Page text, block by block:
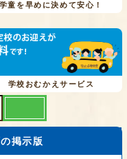
学童を早めに決めて安心！
学校おむかえサービス
掲示版